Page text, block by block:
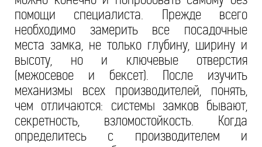
помощи специалиста. Прежде всего
необходимо замерить все посадочные
места замка, не только глубину, ширину и
высоту, но и ключевые отверстия
(межосевое и бексет). После изучить
механизмы всех производителей, понять,
чем отличаются: системы замков бывают,
секретность, взломостойкость. Когда
определитесь с производителем и